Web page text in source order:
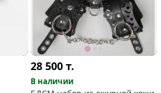
28 500т.
В наличии